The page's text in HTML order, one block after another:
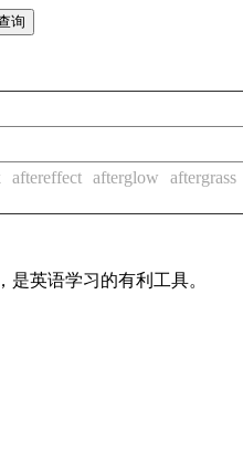
aftereffect afterglow aftergrass
英语学习的有利工具。